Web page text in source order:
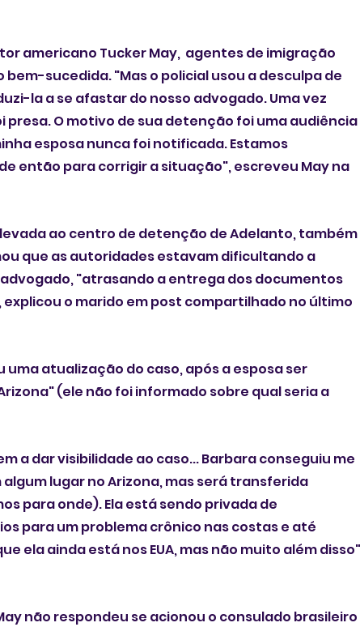
americano Tucker May,  agentes de imigração
bem-sucedida. "Mas o policial usou a desculpa de
la a se afastar do nosso advogado. Uma vez
presa. O motivo de sua detenção foi uma audiência
esposa nunca foi notificada. Estamos
então para corrigir a situação", escreveu May na
ao centro de detenção de Adelanto, também
que as autoridades estavam dificultando a
"atrasando a entrega dos documentos
o marido em post compartilhado no último
uma atualização do caso, após a esposa ser
(ele não foi informado sobre qual seria a
a dar visibilidade ao caso... Barbara conseguiu me
lugar no Arizona, mas será transferida
para onde). Ela está sendo privada de
para um problema crônico nas costas e até
ela ainda está nos EUA, mas não muito além
não respondeu se acionou o consulado brasileiro